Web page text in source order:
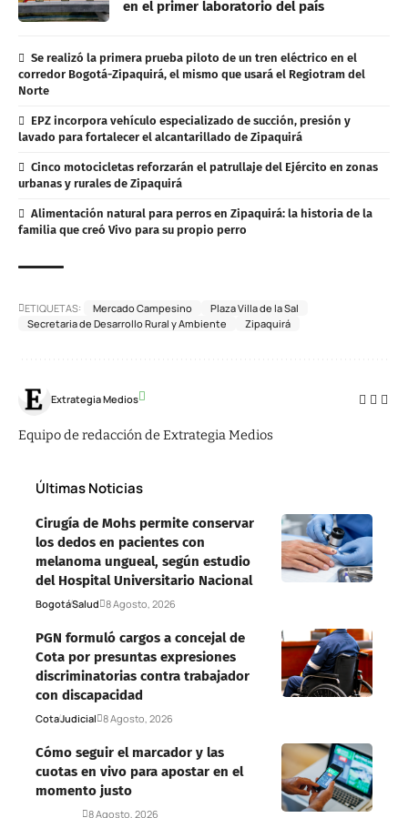
en el primer laboratorio del país
Se realizó la primera prueba piloto de un tren eléctrico en el
corredor Bogotá-Zipaquirá, el mismo que usará el Regiotram del
Norte
EPZ incorpora vehículo especializado de succión, presión y
lavado para fortalecer el alcantarillado de Zipaquirá
Cinco motocicletas reforzarán el patrullaje del Ejército en zonas
urbanas y rurales de Zipaquirá
Alimentación natural para perros en Zipaquirá: la historia de la
familia que creó Vivo para su propio perro
ETIQUETAS: Mercado Campesino
Plaza Villa de la Sal
Secretaria de Desarrollo Rural y Ambiente
Zipaquirá
Extrategia Medios
Equipo de redacción de Extrategia Medios
Últimas Noticias
Cirugía de Mohs permite conservar
los dedos en pacientes con
melanoma ungueal, según estudio
del Hospital Universitario Nacional
BogotáSalud 8 Agosto, 2026
PGN formuló cargos a concejal de
Cota por presuntas expresiones
discriminatorias contra trabajador
con discapacidad
CotaJudicial 8 Agosto, 2026
Cómo seguir el marcador y las
cuotas en vivo para apostar en el
momento justo
8 Agosto, 2026